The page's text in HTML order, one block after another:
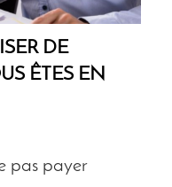
DE
ÊTES EN
pas payer